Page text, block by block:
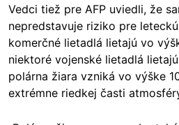
Vedci tiež pre AFP uviedli, že
nepredstavuje riziko pre
komerčné lietadlá lietajú vo
niektoré vojenské lietadlá
polárna žiara vzniká vo výške
extrémne riedkej časti